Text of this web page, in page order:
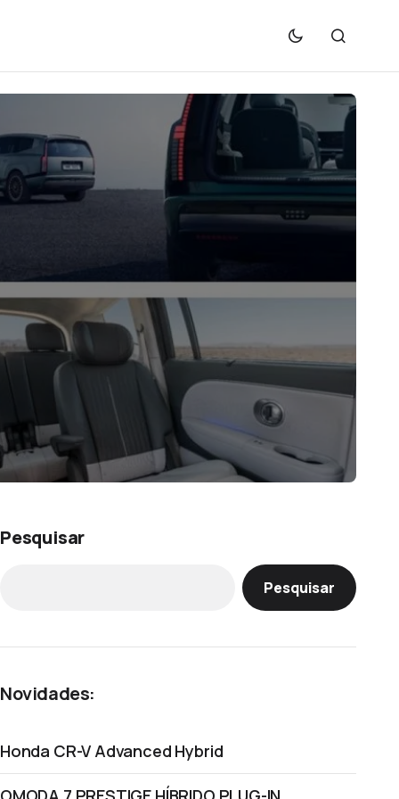
Pesquisar
Pesquisar
Novidades:
Honda CR-V Advanced Hybrid